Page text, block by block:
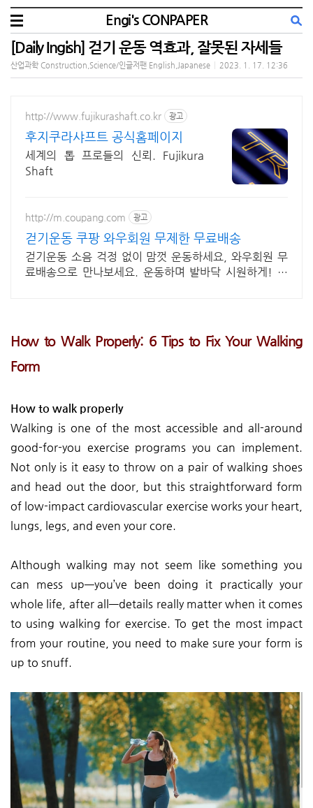
Engi's CONPAPER
[Daily Ingish] 걷기 운동 역효과, 잘못된 자세들
산업과학 Construction,Science/인글저팬 English,Japanese 2023. 1. 17. 12:36
http://www.fujikurashaft.co.kr 광고
후지쿠라샤프트 공식홈페이지
세계의 톱 프로들의 신뢰. Fujikura
Shaft
http://m.coupang.com 광고
걷기운동 쿠팡 와우회원 무제한 무료배송
걷기운동 소음 걱정 없이 맘껏 운동하세요, 와우회원 무
료배송으로 만나보세요. 운동하며 발바닥 시원하게! 스
How to Walk Properly: 6 Tips to Fix Your Walking
Form
How to walk properly
Walking is one of the most accessible and all-around
good-for-you exercise programs you can implement.
Not only is it easy to throw on a pair of walking shoes
and head out the door, but this straightforward form
of low-impact cardiovascular exercise works your heart,
lungs, legs, and even your core.
Although walking may not seem like something you
can mess up—you’ve been doing it practically your
whole life, after all—details really matter when it comes
to using walking for exercise. To get the most impact
from your routine, you need to make sure your form is
up to snuff.